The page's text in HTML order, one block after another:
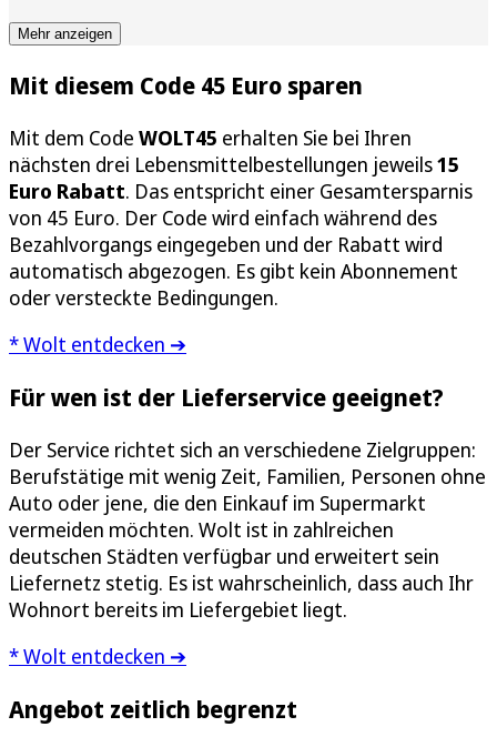
Mehr anzeigen
Mit diesem Code 45 Euro sparen
Mit dem Code WOLT45 erhalten Sie bei Ihren
nächsten drei Lebensmittelbestellungen jeweils15
Euro Rabatt. Das entspricht einer Gesamtersparnis
von 45 Euro. Der Code wird einfach während des
Bezahlvorgangs eingegeben und der Rabatt wird
automatisch abgezogen. Es gibt kein Abonnement
oder versteckte Bedingungen.
* Wolt entdecken ➔
Für wen ist der Lieferservice geeignet?
Der Service richtet sich an verschiedene Zielgruppen:
Berufstätige mit wenig Zeit, Familien, Personen ohne
Auto oder jene, die den Einkauf im Supermarkt
vermeiden möchten. Wolt ist in zahlreichen
deutschen Städten verfügbar und erweitert sein
Liefernetz stetig. Es ist wahrscheinlich, dass auch Ihr
Wohnort bereits im Liefergebiet liegt.
* Wolt entdecken ➔
Angebot zeitlich begrenzt